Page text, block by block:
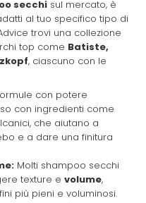
secchi sul mercato, è
al tuo specifico tipo di
trovi una collezione
top come Batiste,
, ciascuno con le
con potere
con ingredienti come
che aiutano a
e a dare una finitura
Molti shampoo secchi
texture e volume,
più pieni e voluminosi.